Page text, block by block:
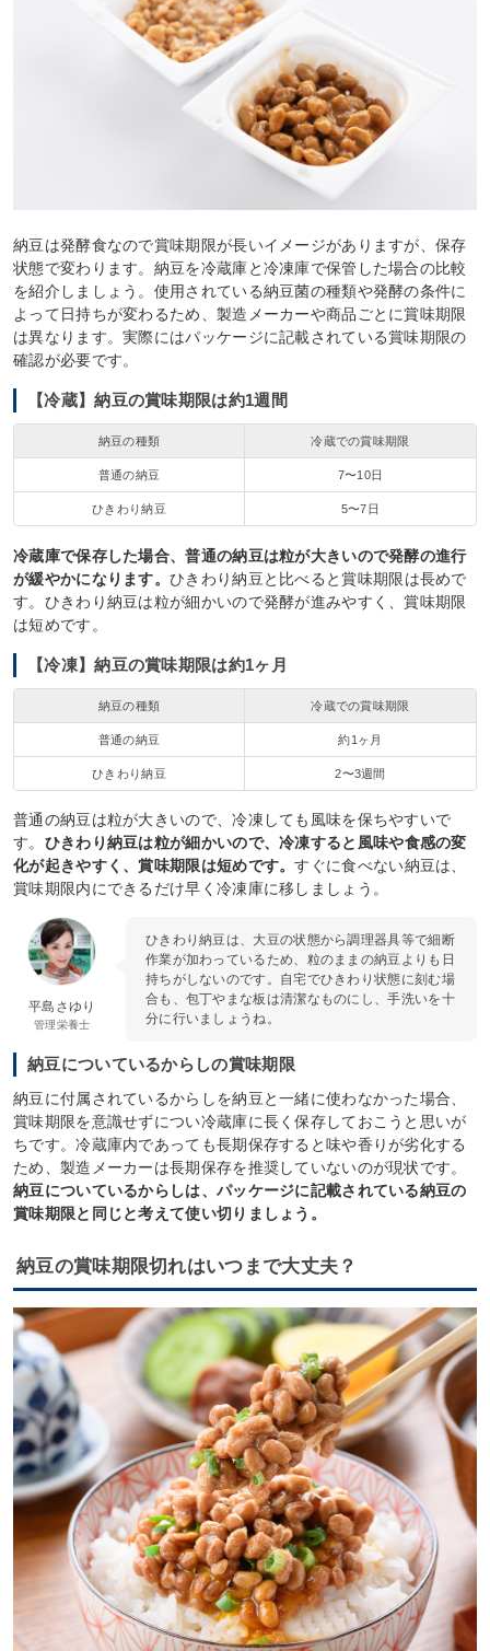
納豆は発酵食なので賞味期限が長いイメージがありますが、保存
状態で変わります。納豆を冷蔵庫と冷凍庫で保管した場合の比較
を紹介しましょう。使用されている納豆菌の種類や発酵の条件に
よって日持ちが変わるため、製造メーカーや商品ごとに賞味期限
は異なります。実際にはパッケージに記載されている賞味期限の
確認が必要です。
【冷蔵】納豆の賞味期限は約1週間
納豆の種類 冷蔵での賞味期限
普通の納豆 7〜10日
ひきわり納豆 5〜7日
冷蔵庫で保存した場合、普通の納豆は粒が大きいので発酵の進行
が緩やかになります。 ひきわり納豆と比べると賞味期限は長めで
す。ひきわり納豆は粒が細かいので発酵が進みやすく、賞味期限
は短めです。
【冷凍】納豆の賞味期限は約1ヶ月
納豆の種類 冷蔵での賞味期限
普通の納豆 約1ヶ月
ひきわり納豆 2〜3週間
普通の納豆は粒が大きいので、冷凍しても風味を保ちやすいで
す。 ひきわり納豆は粒が細かいので、冷凍すると風味や食感の変
化が起きやすく、賞味期限は短めです。すぐに食べない納豆は、
賞味期限内にできるだけ早く冷凍庫に移しましょう。
平島さゆり
管理栄養士
ひきわり納豆は、大豆の状態から調理器具等で細断
作業が加わっているため、粒のままの納豆よりも日
持ちがしないのです。自宅でひきわり状態に刻む場
合も、包丁やまな板は清潔なものにし、手洗いを十
分に行いましょうね。
納豆についているからしの賞味期限
納豆に付属されているからしを納豆と一緒に使わなかった場合、
賞味期限を意識せずについ冷蔵庫に長く保存しておこうと思いが
ちです。冷蔵庫内であっても長期保存すると味や香りが劣化する
ため、製造メーカーは長期保存を推奨していないのが現状です。
納豆についているからしは、パッケージに記載されている納豆の
賞味期限と同じと考えて使い切りましょう。
納豆の賞味期限切れはいつまで大丈夫？